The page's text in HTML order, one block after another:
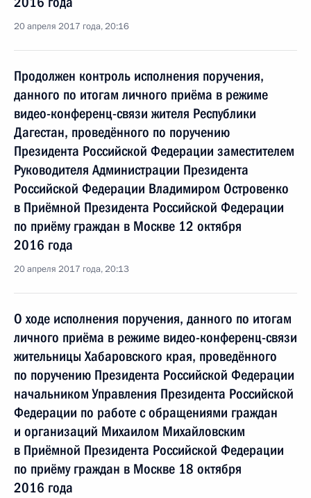
20 апреля 2017 года, 20:16
Продолжен контроль исполнения поручения,
данного по итогам личного приёма в режиме
видео-конференц-связи жителя Республики
Дагестан, проведённого по поручению
Президента Российской Федерации заместителем
Руководителя Администрации Президента
Российской Федерации Владимиром Островенко
в Приёмной Президента Российской Федерации
по приёму граждан в Москве 12 октября
2016 года
20 апреля 2017 года, 20:13
О ходе исполнения поручения, данного по итогам
личного приёма в режиме видео-конференц-связи
жительницы Хабаровского края, проведённого
по поручению Президента Российской Федерации
начальником Управления Президента Российской
Федерации по работе с обращениями граждан
и организаций Михаилом Михайловским
в Приёмной Президента Российской Федерации
по приёму граждан в Москве 18 октября
2016 года